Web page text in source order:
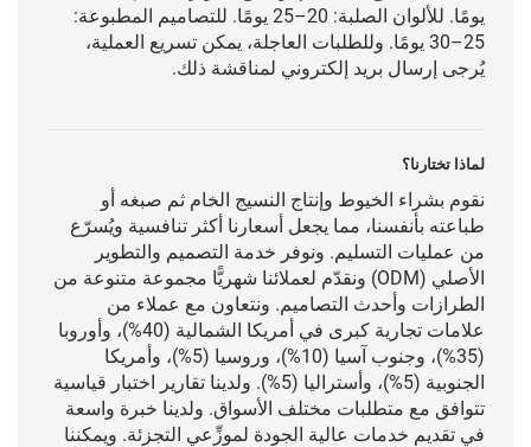
يومًا. للألوان الصلبة: 20–25 يومًا. للتصاميم المطبوعة:
25–30 يومًا. وللطلبات العاجلة، يمكن تسريع العملية،
يُرجى إرسال بريد إلكتروني لمناقشة ذلك.
لماذا تختارنا؟
نقوم بشراء الخيوط وإنتاج النسيج الخام ثم صبغه أو
طباعته بأنفسنا، مما يجعل أسعارنا أكثر تنافسية ويُسرّع
من عمليات التسليم. ونوفر خدمة التصميم والتطوير
الأصلي (ODM) ونقدّم لعملائنا شهريًّا مجموعة متنوعة من
الطرازات وأحدث التصاميم. ونتعاون مع عملاء من
علامات تجارية كبرى في أمريكا الشمالية (40%)، وأوروبا
(35%)، وجنوب آسيا (10%)، وروسيا (5%)، وأمريكا
الجنوبية (5%)، وأستراليا (5%). ولدينا تقارير اختبار قياسية
تتوافق مع متطلبات مختلف الأسواق. ولدينا خبرة واسعة
في تقديم خدمات عالية الجودة لموزِّعي التجزئة. ويمكننا